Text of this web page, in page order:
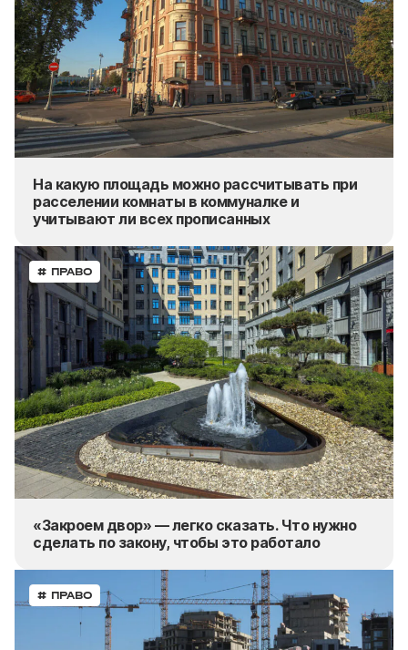
На какую площадь можно рассчитывать при
расселении комнаты в коммуналке и
учитывают ли всех прописанных
# ПРАВО
«Закроем двор» — легко сказать. Что нужно
сделать по закону, чтобы это работало
# ПРАВО